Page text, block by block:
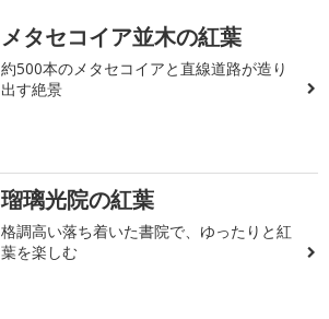
メタセコイア並木の紅葉
約500本のメタセコイアと直線道路が造り
出す絶景
瑠璃光院の紅葉
格調高い落ち着いた書院で、ゆったりと紅
葉を楽しむ